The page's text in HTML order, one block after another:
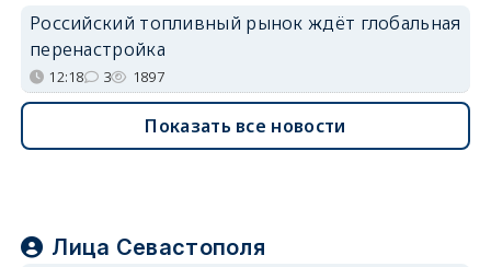
Российский топливный рынок ждёт глобальная
перенастройка
12:18 3 1897
Показать все новости
Лица Севастополя